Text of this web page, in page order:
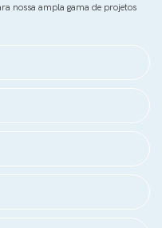
nossa ampla gama de projetos